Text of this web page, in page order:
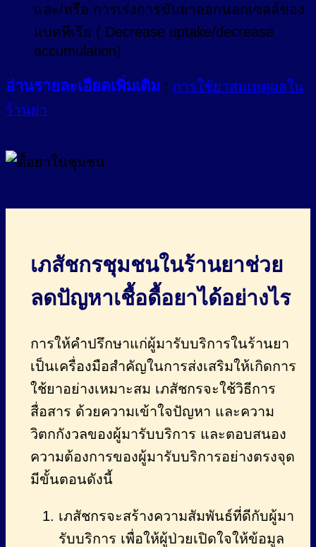
และ/หรือ การเร่งการขับยาออกนอกเซลล์ของ
แบคทีเรีย ( Decrease uptake/decrease
accumulation)
อ่านรายละเอียดเพิ่มเติม : การใช้ยาสมเหตุผลใน
ร้านยา
เภสัชกรชุมชนในร้านยาช่วย
ลดปัญหาเชื้อดื้อยาได้อย่างไร
การให้คำปรึกษาแก่ผู้มารับบริการในร้านยา
เป็นเครื่องมือสำคัญในการส่งเสริมให้เกิดการ
ใช้ยาอย่างเหมาะสม เภสัชกรจะใช้วิธีการ
สื่อสาร ด้วยความเข้าใจปัญหา และความ
วิตกกังวลของผู้มารับบริการ และตอบสนอง
ความต้องการของผู้มารับบริการอย่างตรงจุด
มีขั้นตอนดังนี้
เภสัชกรจะสร้างความสัมพันธ์ที่ดีกับผู้มา
รับบริการ เพื่อให้ผู้ป่วยเปิดใจให้ข้อมูล